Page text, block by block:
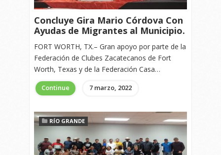
Concluye Gira Mario Córdova Con
Ayudas de Migrantes al Municipio.
FORT WORTH, TX.– Gran apoyo por parte de la
Federación de Clubes Zacatecanos de Fort
Worth, Texas y de la Federación Casa…
Continue 7 marzo, 2022
RÍO GRANDE